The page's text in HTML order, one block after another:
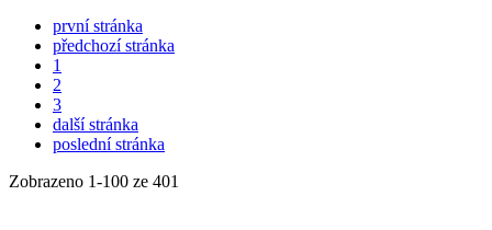
první stránka
předchozí stránka
1
2
3
další stránka
poslední stránka
Zobrazeno 1-100 ze 401